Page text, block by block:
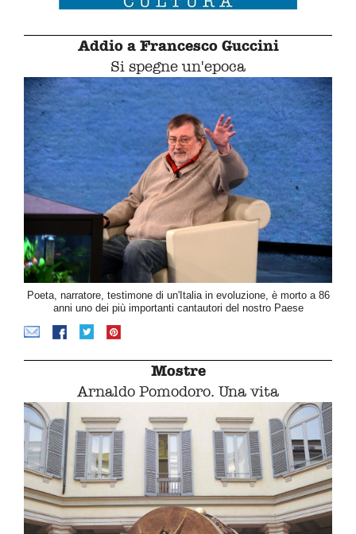
Addio a Francesco Guccini
Si spegne un'epoca
Poeta, narratore, testimone di un'Italia in evoluzione, è morto a 86
anni uno dei più importanti cantautori del nostro Paese
Mostre
Arnaldo Pomodoro. Una vita